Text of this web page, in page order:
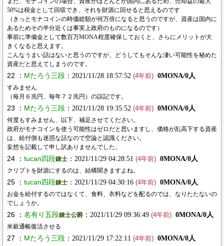
50%は税金として回収でき、それを財源に回せると思えるのです
（きっとモナコインの時価総額が何万倍になると思うのですが、資産は国内に
あるためその半分近くは事実上政府のものになるのです）
事前に準備金として数百万MONA程度確保しておくと、さらにメリットが大
きくなると思えます。
こんなうまい話はないと思うのですが、どうしてもそんな凄い可能性を秘めた
資産だと思えてしまうのです。
22 ： Mたろう三段 ：2021/11/28 18:57:52 (4年前) 0MONA/0人
すみません
（毎月６兆円、毎年７２兆円）の誤記です。
23 ： Mたろう三段 ：2021/11/28 19:35:52 (4年前) 0MONA/0人
何度もすみません、以下、補足させてください。
政府がモナコインを使う可能性はゼロだと思いますし、価格が乱高下する資産
は、給付側も迷惑な話なので空論と認識ください。
妄想を記載して申し訳ありませんでした。
24 ： tucan四段錬士 ：2021/11/29 04:28:51 (4年前) 0MONA/0人
クリプトを財源にするのは、結構聞きますよね。
25 ： tucan四段錬士 ：2021/11/29 04:30:16 (4年前) 0MONA/0人
お金を給付するのではなくて、食料、衣料などを配るのでは、なりたたないの
でしょうか。
26 ： 名有り五段錬士公爵 ：2021/11/29 09:36:49 (4年前) 0MONA/0人
米穀通帳復活させる
27 ： Mたろう三段 ：2021/11/29 17:22:11 (4年前) 0MONA/0人